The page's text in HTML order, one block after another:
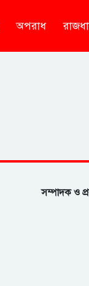
অপরাধ
সম্পাদক ও